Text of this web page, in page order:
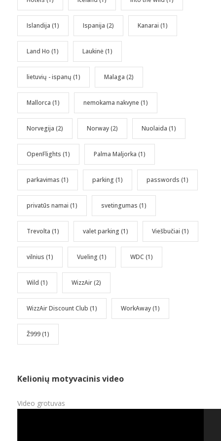
Islandija (1) Ispanija (2) Kanarai (1)
Land Ho (1) Laukinė(1)
lietuvių - ispanų (1) Malaga (2)
Mallorca (1) nemokama nakvyne (1)
Norvegija (2) Norway(2) Nuolaida (1)
OpenFlights (1) Palma Maljorka (1)
parkavimas (1) parking (1) passwords (1)
privatūs namai (1) svetingumas (1)
Trevolta (1) valet parking (1) Viešbučiai (1)
vilnius (1) Vueling (1) WDC (1)
Wild (1) WizzAir(2)
WizzAir Discount Club (1) WorkAway(1)
Ž999(1)
Kelionių motyvacinis video
Video grotuvas